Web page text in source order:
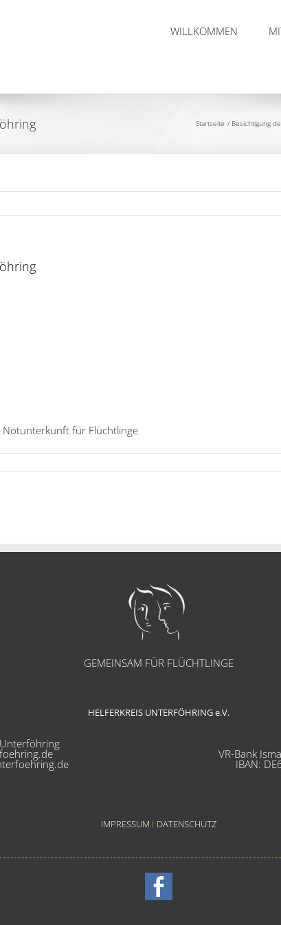
WILLKOMMEN
Startseite Besichtigung
für Flüchtlinge
GEMEINSAM FÜR FLÜCHTLINGE
HELFERKREIS UNTERFÖHRING e.V.
VR-Bank
IBAN:
IMPRESSUM I DATENSCHUTZ